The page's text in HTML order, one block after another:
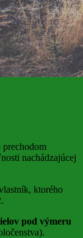
prechodom
nachádzajúcej
ktorého
pod výmeru